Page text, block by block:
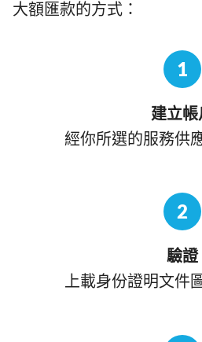
大額匯款的方式：
1
建立帳
經你所選的服務供
2
驗證
上載身份證明文件